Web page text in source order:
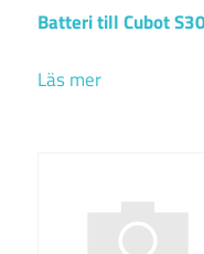
Batteri till Cubot
Läs mer